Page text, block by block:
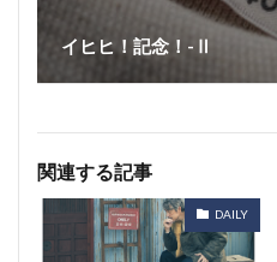
イヒヒ！記念！-Ⅱ
関連する記事
DAILY